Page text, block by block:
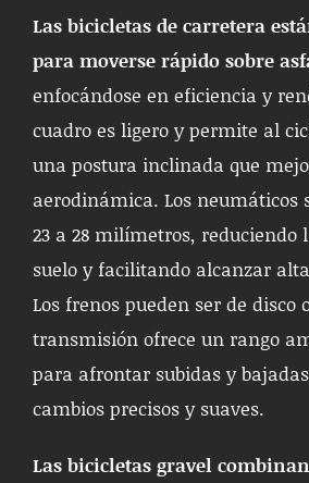
Las bicicletas de carretera
para moverse rápido sobre
enfocándose en eficiencia y
cuadro es ligero y permite al
una postura inclinada que
aerodinámica. Los neumáticos
23 a 28 milímetros, reduciendo
suelo y facilitando alcanzar
Los frenos pueden ser de disco
transmisión ofrece un rango
para afrontar subidas y
cambios precisos y suaves.
Las bicicletas gravel